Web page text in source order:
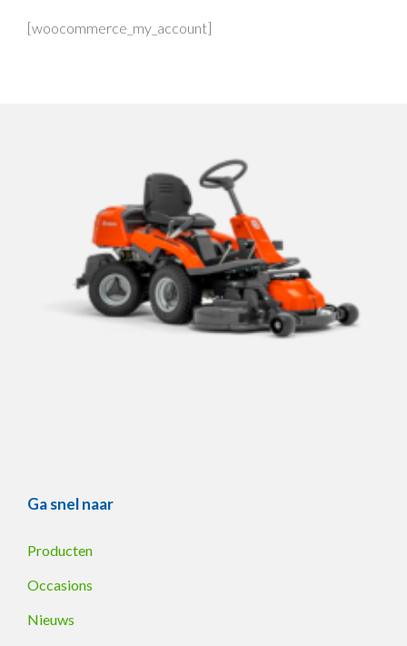
[woocommerce_my_account]
Ga snel naar
Producten
Occasions
Nieuws